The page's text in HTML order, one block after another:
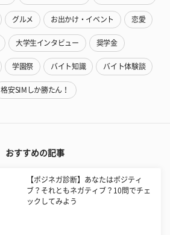
グルメ お出かけ・イベント 恋愛
大学生インタビュー 奨学金
学園祭 バイト知識 バイト体験談
格安SIMしか勝たん！
おすすめの記事
【ポジネガ診断】あなたはポジティ
ブ？それともネガティブ？10問でチェ
ックしてみよう